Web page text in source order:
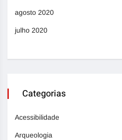
agosto 2020
julho 2020
Categorias
Acessibilidade
Arqueologia